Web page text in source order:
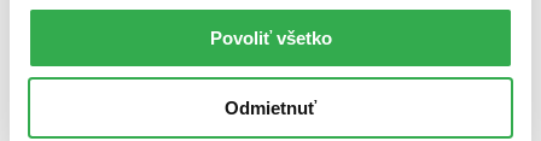
Povoliť všetko
Odmietnuť